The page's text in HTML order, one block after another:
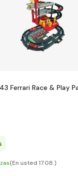
Ferrari Race & Play
(En usted 17.08.)